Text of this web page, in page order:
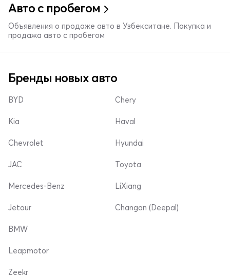
Авто с пробегом
Объявления о продаже авто в Узбекситане. Покупка и
продажа авто с пробегом
Бренды новых авто
BYD
Kia
Chevrolet
Chery
Haval
Hyundai
JAC
Mercedes-Benz
Jetour
Toyota
LiXiang
Changan (Deepal)
BMW
Leapmotor
Zeekr